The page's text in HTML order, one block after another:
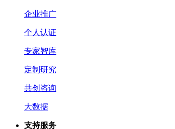
企业推广
个人认证
专家智库
定制研究
共创咨询
大数据
支持服务